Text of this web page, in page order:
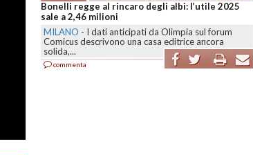
Bonelli regge al rincaro degli albi: l’utile 2025
sale a 2,46 milioni
MILANO - I dati anticipati da Olimpia sul forum
Comicus descrivono una casa editrice ancora
solida,...
commenta